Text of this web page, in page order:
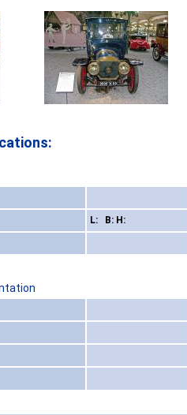
L: B: H: